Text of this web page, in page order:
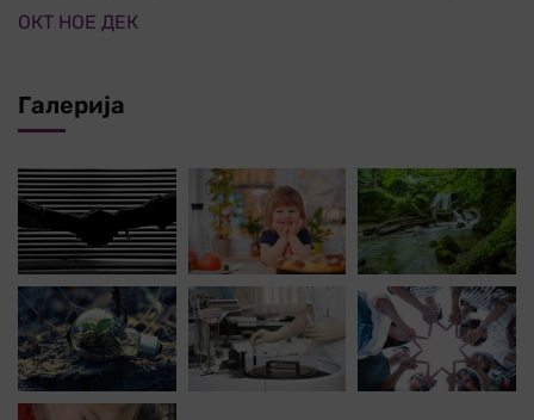
ОКТ НОЕ ДЕК
Галерија